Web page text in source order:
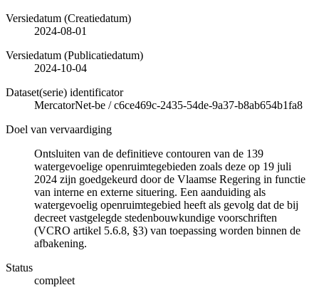
Versiedatum (Creatiedatum)
2024-08-01
Versiedatum (Publicatiedatum)
2024-10-04
Dataset(serie) identificator
MercatorNet-be /c6ce469c-2435-54de-9a37-b8ab654b1fa8
Doel van vervaardiging
Ontsluiten van de definitieve contouren van de 139
watergevoelige openruimtegebieden zoals deze op 19 juli
2024 zijn goedgekeurd door de Vlaamse Regering in functie
van interne en externe situering. Een aanduiding als
watergevoelig openruimtegebied heeft als gevolg dat de bij
decreet vastgelegde stedenbouwkundige voorschriften
(VCRO artikel 5.6.8, §3) van toepassing worden binnen de
afbakening.
Status
compleet